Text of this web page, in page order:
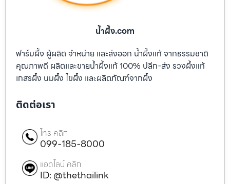
น้ำผึ้ง.com
ฟาร์มผึ้ง ผู้ผลิต จำหน่าย และส่งออก น้ำผึ้งแท้ จากธรรมชาติ
คุณภาพดี ผลิตและขายน้ำผึ้งแท้ 100% ปลีก-ส่ง รวงผึ้งแท้
เกสรผึ้ง นมผึ้ง ไขผึ้ง และผลิตภัณฑ์จากผึ้ง
ติดต่อเรา
โทร คลิก
099-185-8000
แอดไลน์ คลิก
ID: @thethailink